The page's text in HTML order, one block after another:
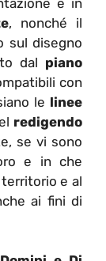
, nonché il
sul disegno
dal piano
con
le linee
redigendo
se vi sono
e in che
e al
ai fini di